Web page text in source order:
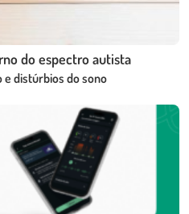
do espectro autista
e distúrbios do sono